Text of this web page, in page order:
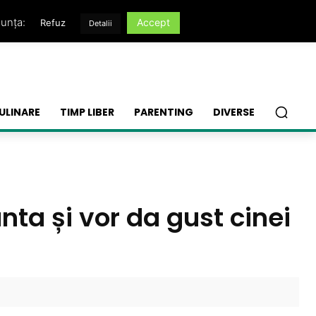
TIMP LIBER PARENTING DIVERSE
și vor da gust cinei
Refuz Detalii Accept